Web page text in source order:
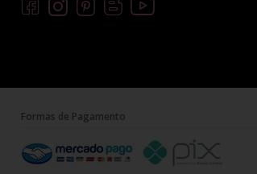
Formas de Pagamento